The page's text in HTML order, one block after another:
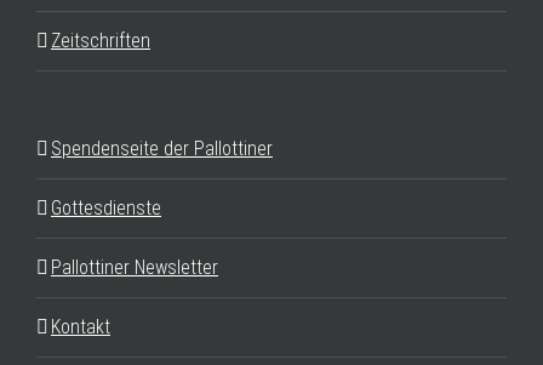
Zeitschriften
Spendenseite der Pallottiner
Gottesdienste
Pallottiner Newsletter
Kontakt